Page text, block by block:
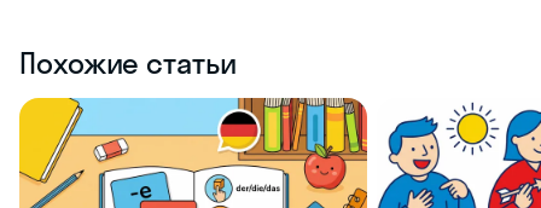
Похожие статьи